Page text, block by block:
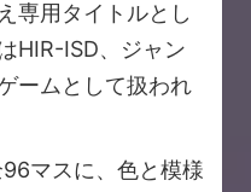
専用タイトルとし
HIR-ISD、ジャン
ームとして扱われ
マスに、色と模様